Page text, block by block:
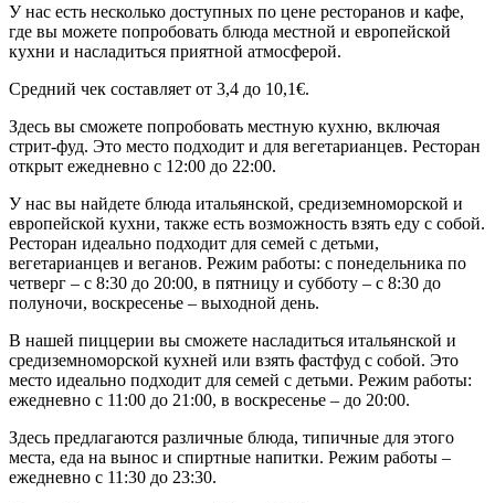
У нас есть несколько доступных по цене ресторанов и кафе,
где вы можете попробовать блюда местной и европейской
кухни и насладиться приятной атмосферой.
Средний чек составляет от 3,4 до 10,1€.
Здесь вы сможете попробовать местную кухню, включая
стрит-фуд. Это место подходит и для вегетарианцев. Ресторан
открыт ежедневно с 12:00 до 22:00.
У нас вы найдете блюда итальянской, средиземноморской и
европейской кухни, также есть возможность взять еду с собой.
Ресторан идеально подходит для семей с детьми,
вегетарианцев и веганов. Режим работы: с понедельника по
четверг – с 8:30 до 20:00, в пятницу и субботу – с 8:30 до
полуночи, воскресенье – выходной день.
В нашей пиццерии вы сможете насладиться итальянской и
средиземноморской кухней или взять фастфуд с собой. Это
место идеально подходит для семей с детьми. Режим работы:
ежедневно с 11:00 до 21:00, в воскресенье – до 20:00.
Здесь предлагаются различные блюда, типичные для этого
места, еда на вынос и спиртные напитки. Режим работы –
ежедневно с 11:30 до 23:30.